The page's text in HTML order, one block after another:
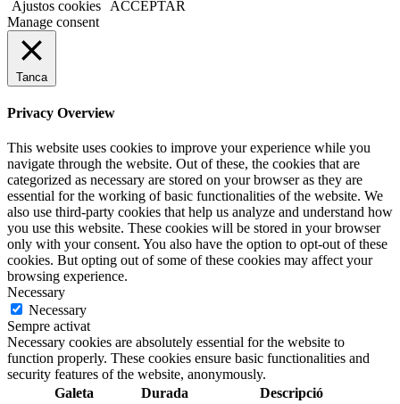
Ajustos cookies
ACCEPTAR
Manage consent
Tanca
Privacy Overview
This website uses cookies to improve your experience while you
navigate through the website. Out of these, the cookies that are
categorized as necessary are stored on your browser as they are
essential for the working of basic functionalities of the website. We
also use third-party cookies that help us analyze and understand how
you use this website. These cookies will be stored in your browser
only with your consent. You also have the option to opt-out of these
cookies. But opting out of some of these cookies may affect your
browsing experience.
Necessary
Necessary
Sempre activat
Necessary cookies are absolutely essential for the website to
function properly. These cookies ensure basic functionalities and
security features of the website, anonymously.
Galeta
Durada Descripció